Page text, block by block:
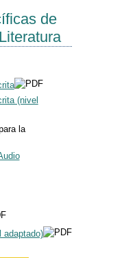
de
(nivel
la
adaptado)